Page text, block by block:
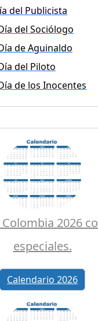
del Publicista
del Sociólogo
de Aguinaldo
del Piloto
de los Inocentes
2026
especiales.
Calendario 2026